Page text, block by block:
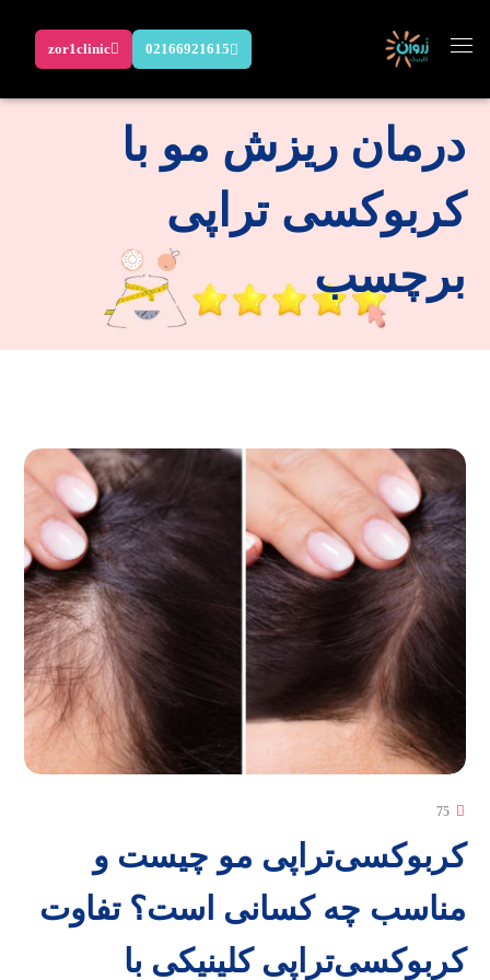
02166921615
zor1clinic
درمان ریزش مو با
کربوکسی تراپی
برچسب
75
کربوکسی‌تراپی مو چیست و
مناسب چه کسانی است؟ تفاوت
کربوکسی‌تراپی کلینیکی با